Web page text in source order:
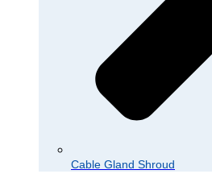
Cable Gland Shroud